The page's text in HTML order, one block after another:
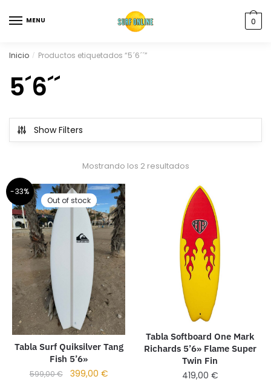
MENU 0
Inicio / Productos etiquetados “5´6´´”
5´6´´
Show Filters
Mostrando los 2 resultados
-33%
Out of stock
Tabla Surf Quiksilver Tang
Fish 5’6»
599,00€ 399,00 €
Tabla Softboard One Mark
Richards 5’6» Flame Super
Twin Fin
419,00 €